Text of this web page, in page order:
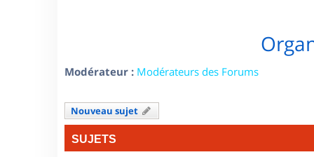
Modérateur : Modérateurs des Forums
Nouveau sujet
SUJETS